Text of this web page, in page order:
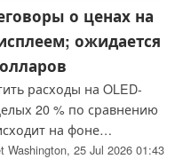
о ценах на
ожидается
расходы на OLED-
20 % по сравнению
на фоне
стоить примерно на
Washington, 25 Jul 2026 01:43